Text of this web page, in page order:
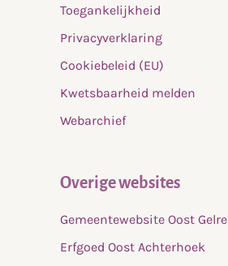
Toegankelijkheid
Privacyverklaring
Cookiebeleid (EU)
Kwetsbaarheid melden
Webarchief
Overige websites
Gemeentewebsite Oost Gelre
Erfgoed Oost Achterhoek